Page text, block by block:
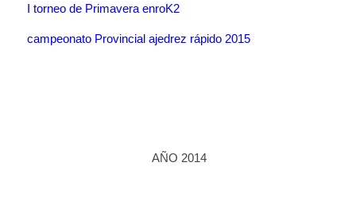
I torneo de Primavera enroK2
campeonato Provincial ajedrez rápido 2015
AÑO 2014